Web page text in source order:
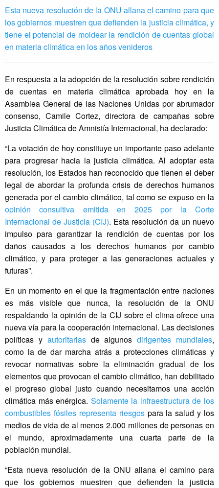
Esta nueva resolución de la ONU allana el camino para que
los gobiernos muestren que defienden la justicia climática, y
tiene el potencial de moldear la rendición de cuentas global
en materia climática en los años venideros
En respuesta a la adopción de la resolución sobre rendición
de cuentas en materia climática aprobada hoy en la
Asamblea General de las Naciones Unidas por abrumador
consenso, Camile Cortez, directora de campañas sobre
Justicia Climática de Amnistía Internacional, ha declarado:
“La votación de hoy constituye un importante paso adelante
para progresar hacia la justicia climática. Al adoptar esta
resolución, los Estados han reconocido que tienen el deber
legal de abordar la profunda crisis de derechos humanos
generada por el cambio climático, tal como se expuso en la
opinión consultiva emitida en 2025 por la Corte
Internacional de Justicia (CIJ). Esta resolución da un nuevo
impulso para garantizar la rendición de cuentas por los
daños causados a los derechos humanos por cambio
climático, y para proteger a las generaciones actuales y
futuras”.
En un momento en el que la fragmentación entre naciones
es más visible que nunca, la resolución de la ONU
respaldando la opinión de la CIJ sobre el clima ofrece una
nueva vía para la cooperación internacional. Las decisiones
políticas y autoritariasde algunosdirigentes mundiales,
como la de dar marcha atrás a protecciones climáticas y
revocar normativas sobre la eliminación gradual de los
elementos que provocan el cambio climático, han debilitado
el progreso global justo cuando necesitamos una acción
climática más enérgica. Solamente la infraestructura de los
combustibles fósiles representa riesgospara la salud y los
medios de vida de al menos 2.000 millones de personas en
el mundo, aproximadamente una cuarta parte de la
población mundial.
“Esta nueva resolución de la ONU allana el camino para
que los gobiernos muestren que defienden la justicia